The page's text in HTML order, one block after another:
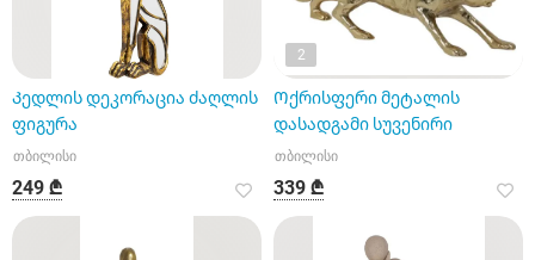
Კედლის დეკორაცია ძაღლის
ფიგურა
თბილისი
249 ₾
2
Ოქრისფერი მეტალის
დასადგამი სუვენირი
თბილისი
339 ₾